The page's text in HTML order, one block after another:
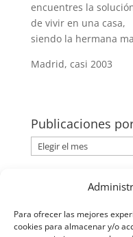
Para ofrecer las mejores
cookies para almacenar y/o
encuentres la
de vivir en una casa,
siendo la hermana
Madrid, casi 2003
Publicaciones
Publicaciones
por
Categorías